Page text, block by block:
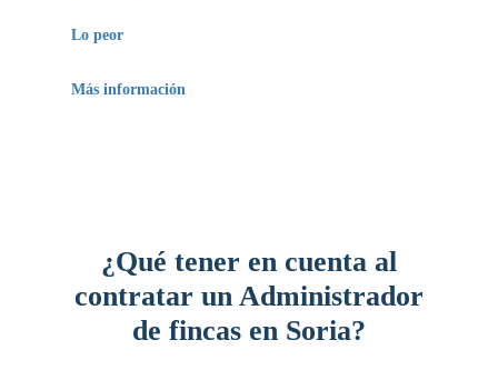
Estamos deseando conocerlo.
Lo peor
–
Más información
¿Qué tener en cuenta al
contratar un Administrador
de fincas en Soria?